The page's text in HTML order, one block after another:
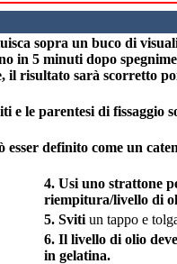
sopra un buco di
in 5 minuti dopo
il risultato sarà scorretto
le parentesi di fissaggio
definito come un
4. Usi uno strattone
riempitura/livello di
5. Sviti un tappo e
6. Il livello di olio
in gelatina.